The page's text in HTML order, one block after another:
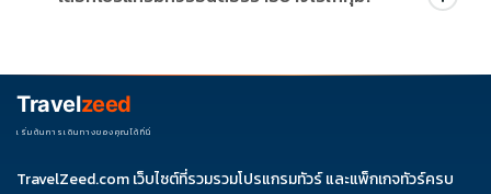
บริษัทกำหนด สามารถดูสัญลักษณ์โปรโมชั่นในรายการทัวร์แต่ละ
ช่วงราคา ไม่ควรเทียบจากราคาต่ำสุดเพียงอย่างเดียว
Travelzeed
เริ่มต้นการเดินทางของคุณได้ที่นี่
TravelZeed.com เว็บไซต์ที่รวมรวมโปรแกรมทัวร์ และแพ็กเกจทัวร์ครบ